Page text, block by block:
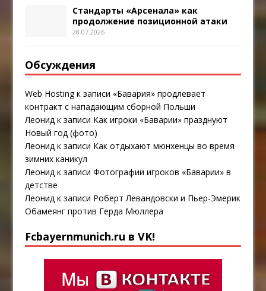
Стандарты «Арсенала» как
продолжение позиционной атаки
28.07.2026
Обсуждения
Web Hostingк записи «Бавария» продлевает
контракт с нападающим сборной Польши
Леонид к записи Как игроки «Баварии» празднуют
Новый год (фото)
Леонид к записи Как отдыхают мюнхенцы во время
зимних каникул
Леонид к записиФотографии игроков «Баварии» в
детстве
Леонид к записи Роберт Левандовски и Пьер-Эмерик
Обамеянг против Герда Мюллера
Fcbayernmunich.ru в VK!